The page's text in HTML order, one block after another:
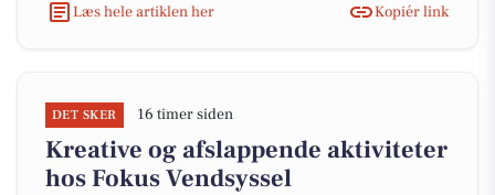
Læs hele artiklen her
Kopiér link
DET SKER 16 timer siden
Kreative og afslappende aktiviteter
hos Fokus Vendsyssel